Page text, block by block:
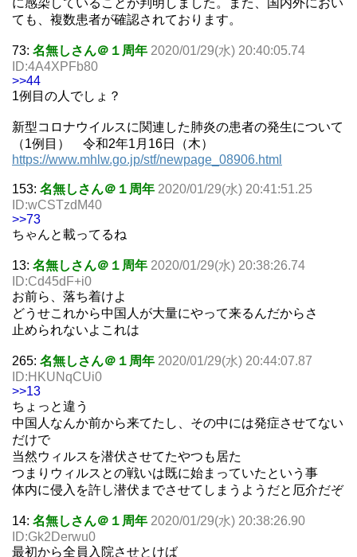
に感染していることが判明しました。また、国内外におい
ても、複数患者が確認されております。
73: 名無しさん＠１周年 2020/01/29(水) 20:40:05.74
ID:4A4XPFb80
>>44
1例目の人でしょ？
新型コロナウイルスに関連した肺炎の患者の発生について
（1例目） 令和2年1月16日（木）
https://www.mhlw.go.jp/stf/newpage_08906.html
153: 名無しさん＠１周年 2020/01/29(水) 20:41:51.25
ID:wCSTzdM40
>>73
ちゃんと載ってるね
13: 名無しさん＠１周年 2020/01/29(水) 20:38:26.74
ID:Cd45dF+i0
お前ら、落ち着けよ
どうせこれから中国人が大量にやって来るんだからさ
止められないよこれは
265: 名無しさん＠１周年 2020/01/29(水) 20:44:07.87
ID:HKUNqCUi0
>>13
ちょっと違う
中国人なんか前から来てたし、その中には発症させてない
だけで
当然ウィルスを潜伏させてたやつも居た
つまりウィルスとの戦いは既に始まっていたという事
体内に侵入を許し潜伏までさせてしまうようだと厄介だぞ
14: 名無しさん＠１周年 2020/01/29(水) 20:38:26.90
ID:Gk2Derwu0
最初から全員入院させとけば